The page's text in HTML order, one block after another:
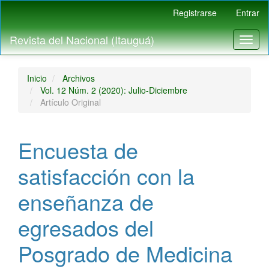
Contenido
principal
Barra
Registrarse Entrar
Revista del Nacional (Itauguá)
Inicio
Archivos
Vol. 12 Núm. 2 (2020): Julio-Diciembre
Artículo Original
Encuesta de
satisfacción con la
enseñanza de
egresados del
Posgrado de Medicina